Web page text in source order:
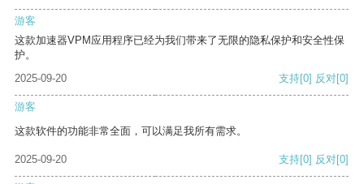
游客
这款加速器VPM应用程序已经为我们带来了无限的隐私保护和安全性保
护。
2025-09-20
支持[0] 反对[0]
游客
这款软件的功能非常全面，可以满足我所有需求。
2025-09-20 支持[0] 反对[0]